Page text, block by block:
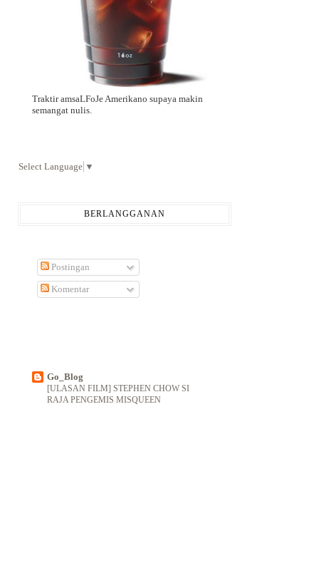
Traktir amsaLFoJe Amerikano supaya makin
semangat nulis.
Select Language ▼
BERLANGGANAN
Postingan
Komentar
Go_Blog
[ULASAN FILM] STEPHEN CHOW SI
RAJA PENGEMIS MISQUEEN